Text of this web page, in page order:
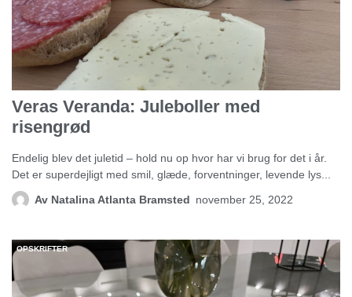
Veras Veranda: Juleboller med
risengrød
Endelig blev det juletid – hold nu op hvor har vi brug for det i år.
Det er superdejligt med smil, glæde, forventninger, levende lys...
Av Natalina Atlanta Bramsted november 25, 2022
OPSKRIFTER